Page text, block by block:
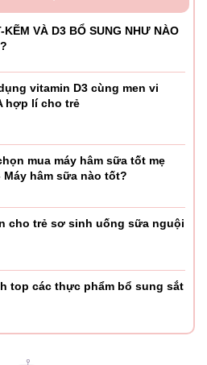
vào nhu cầu dinh dưỡng mà
khác nhau. Trước khi sử dụng
hết trong 1 lần. Dùng từ 2-3
sẽ, thoáng mát, tránh ánh
KẼM VÀ D3 BỔ SUNG NHƯ NÀO
vitamin D3 cùng men vi
hợp lí cho trẻ
mua máy hâm sữa tốt mẹ
Máy hâm sữa nào tốt?
cho trẻ sơ sinh uống sữa nguội
top các thực phẩm bổ sung sắt